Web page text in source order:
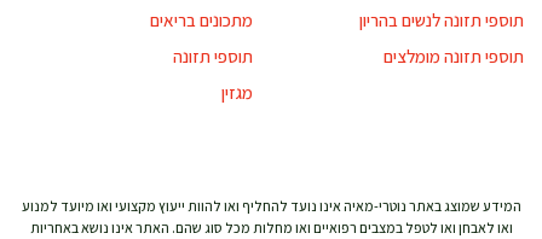
תוספי תזונה לנשים בהריון
תוספי תזונה מומלצים
מתכונים בריאים
תוספי תזונה
מגזין
המידע שמוצג באתר נוטרי-מאיה אינו נועד להחליף ואו להוות ייעוץ מקצועי ואו מיועד למנוע
ואו לאבחן ואו לטפל במצבים רפואיים ואו מחלות מכל סוג שהם. האתר אינו נושא באחריות